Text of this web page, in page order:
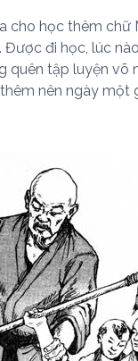
cho học thêm chữ
đi học, lúc
quên tập luyện võ
nên ngày một